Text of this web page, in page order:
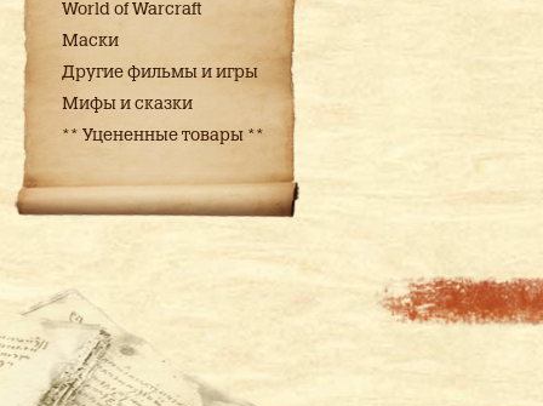
World of Warcraft
Маски
Другие фильмы и игры
Мифы и сказки
** Уцененные товары **